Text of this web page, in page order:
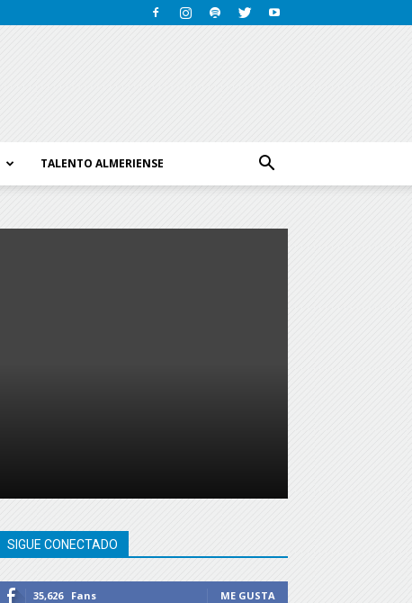
TALENTO ALMERIENSE
SIGUE CONECTADO
35,626 Fans ME GUSTA